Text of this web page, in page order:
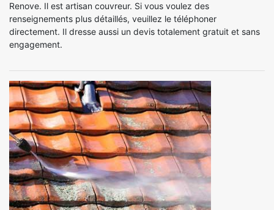
Renove. Il est artisan couvreur. Si vous voulez des
renseignements plus détaillés, veuillez le téléphoner
directement. Il dresse aussi un devis totalement gratuit et sans
engagement.